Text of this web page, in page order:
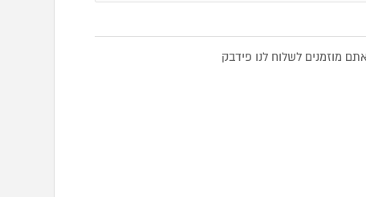
מוזמנים לשלוח לנו פידבק